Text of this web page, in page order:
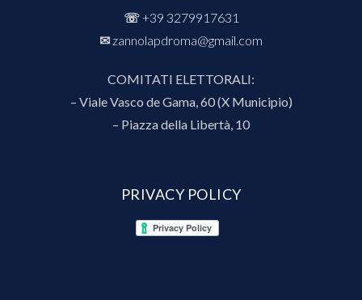
☏+39 3279917631
✉︎ zannolapdroma@gmail.com
COMITATI ELETTORALI:
– Viale Vasco de Gama, 60 (X Municipio)
– Piazza della Libertà, 10
PRIVACY POLICY